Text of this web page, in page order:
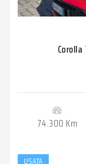
74.300 Km
USATA